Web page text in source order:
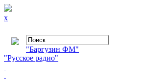
x
"Баргузин ФМ"
"Русское радио"